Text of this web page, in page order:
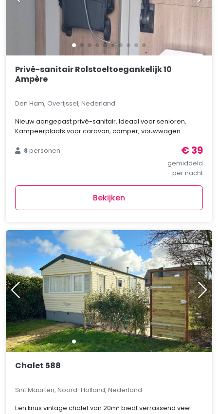
Privé-sanitair Rolstoeltoegankelijk 10
Ampère
Den Ham, Overijssel, Nederland
Nieuw aangepast privé-sanitair. Ideaal voor senioren.
Kampeerplaats voor caravan, camper, vouwwagen..
8personen € 39
gemiddeld
per nacht
Bekijken
Chalet 588
Sint Maarten, Noord-Holland, Nederland
Een knus vintage chalet van 20m² biedt verrassend veel